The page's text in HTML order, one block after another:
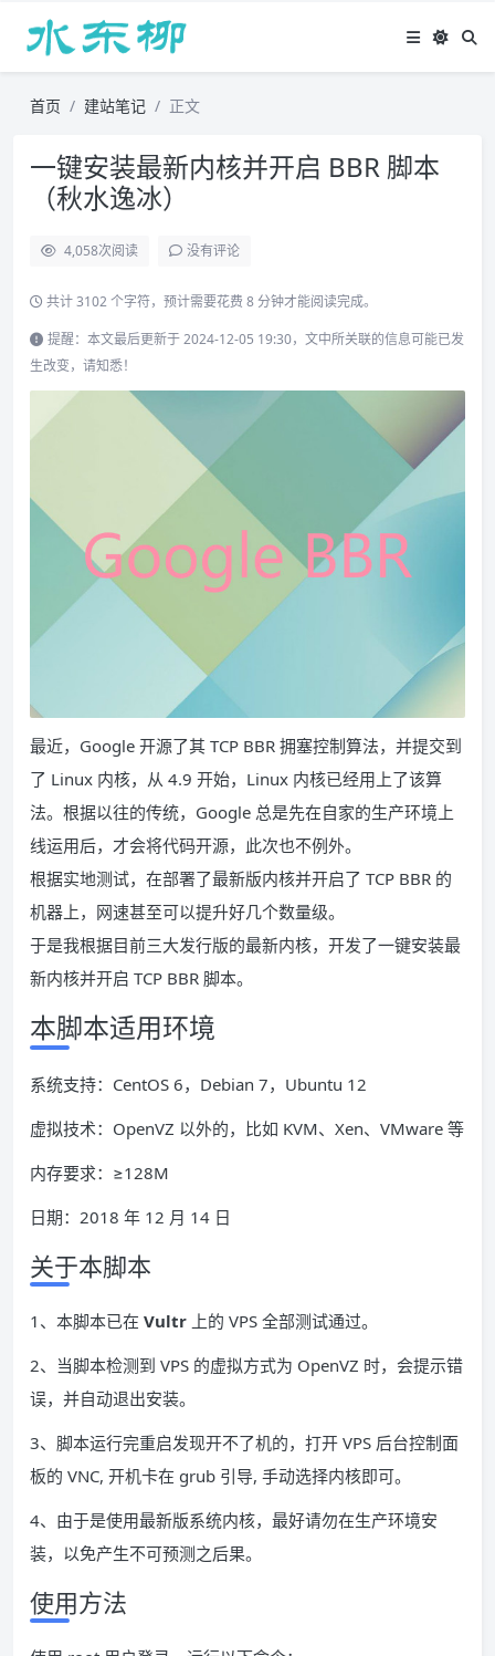
首页 建站笔记 正文
一键安装最新内核并开启 BBR 脚本
（秋水逸冰）
4,058次阅读 没有评论
共计 3102 个字符，预计需要花费 8 分钟才能阅读完成。
提醒：本文最后更新于 2024-12-05 19:30，文中所关联的信息可能已发
生改变，请知悉！
最近，Google 开源了其 TCP BBR 拥塞控制算法，并提交到
了 Linux 内核，从 4.9 开始，Linux 内核已经用上了该算
法。根据以往的传统，Google 总是先在自家的生产环境上
线运用后，才会将代码开源，此次也不例外。
根据实地测试，在部署了最新版内核并开启了 TCP BBR 的
机器上，网速甚至可以提升好几个数量级。
于是我根据目前三大发行版的最新内核，开发了一键安装最
新内核并开启 TCP BBR 脚本。
本脚本适用环境
系统支持：CentOS 6，Debian 7，Ubuntu 12
虚拟技术：OpenVZ 以外的，比如 KVM、Xen、VMware 等
内存要求：≥128M
日期：2018 年 12 月 14 日
关于本脚本
1、本脚本已在 Vultr 上的 VPS 全部测试通过。
2、当脚本检测到 VPS 的虚拟方式为 OpenVZ 时，会提示错
误，并自动退出安装。
3、脚本运行完重启发现开不了机的，打开 VPS 后台控制面
板的 VNC, 开机卡在 grub 引导, 手动选择内核即可。
4、由于是使用最新版系统内核，最好请勿在生产环境安
装，以免产生不可预测之后果。
使用方法